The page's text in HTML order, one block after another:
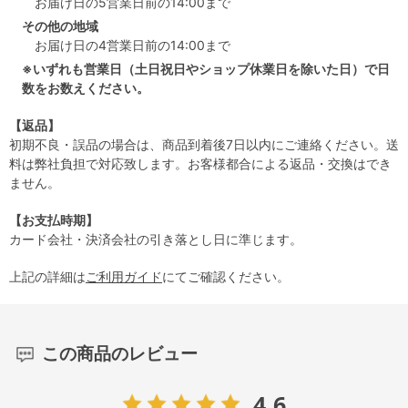
その他の地域
お届け日の4営業日前の14:00まで
※いずれも営業日（土日祝日やショップ休業日を除いた日）で日
数をお数えください。
【返品】
初期不良・誤品の場合は、商品到着後7日以内にご連絡ください。送
料は弊社負担で対応致します。お客様都合による返品・交換はでき
ません。
【お支払時期】
カード会社・決済会社の引き落とし日に準じます。
上記の詳細はご利用ガイドにてご確認ください。
この商品のレビュー